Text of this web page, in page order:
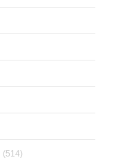
(514)